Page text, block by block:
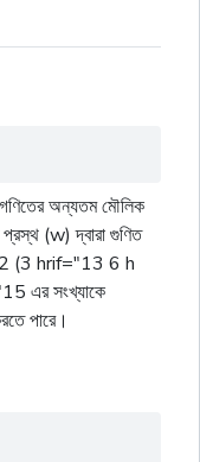
অন্যতম মৌলিক
(w) দ্বারা গুণিত
(3 hrif="13 6 h
এর সংখ্যাকে
পারে।